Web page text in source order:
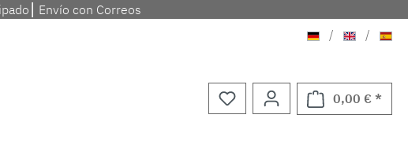
Envío con Correos
Aleman
/ Ingles/
0,00 € *